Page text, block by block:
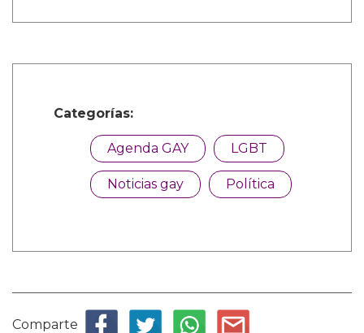
Categorías:
Agenda GAY LGBT
Noticias gay Política
Comparte